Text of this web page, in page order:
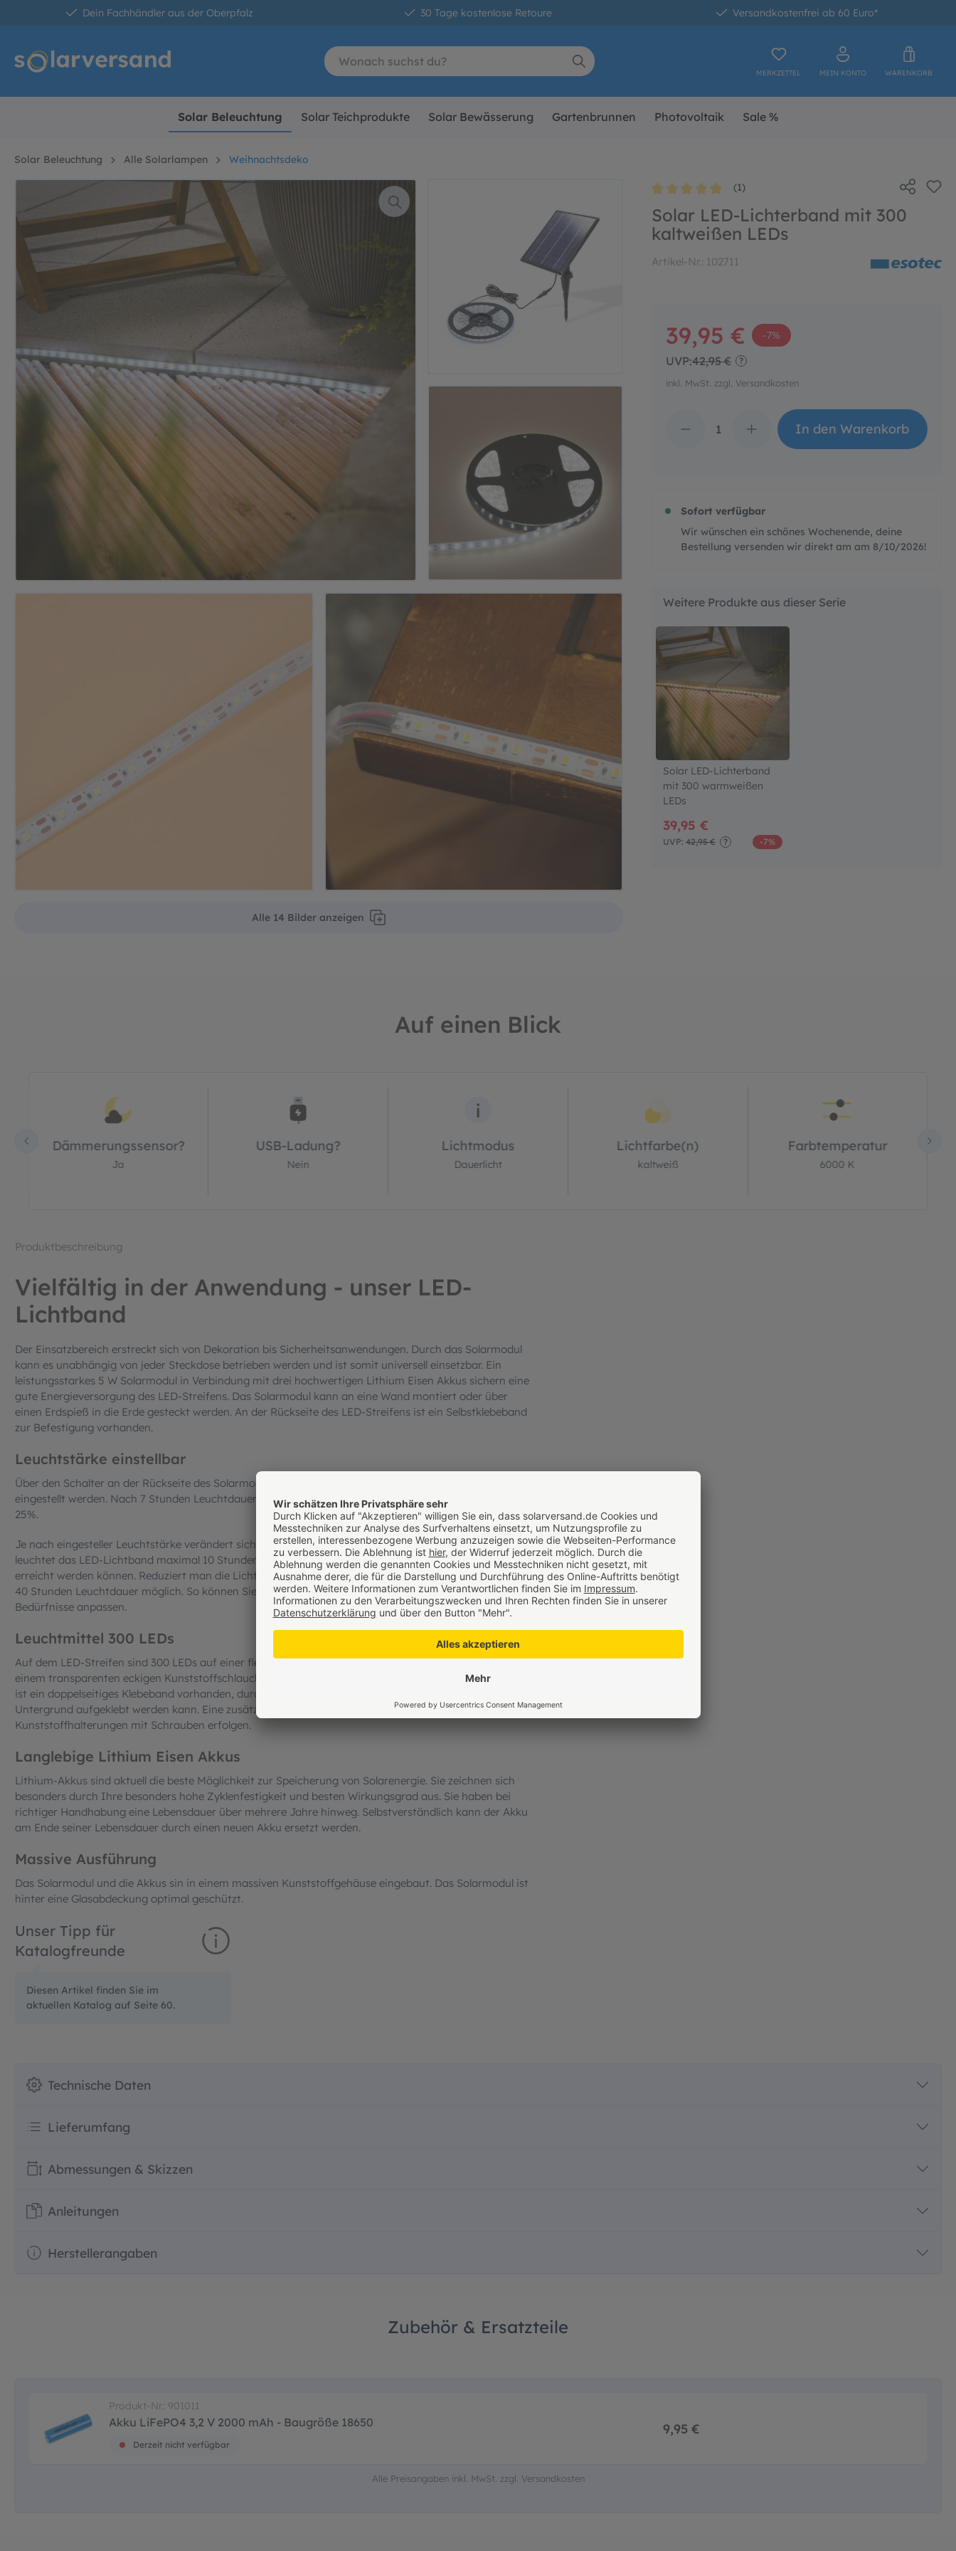
Zur Hauptnavigation springen
Dein Fachhändler aus der Oberpfalz 30 Tage kostenlose Retoure Versandkostenfrei ab 60 Euro*
MERKZETTEL MEIN KONTO WARENKORB
Solar Beleuchtung Solar Teichprodukte Solar Bewässerung Gartenbrunnen Photovoltaik Sale %
Solar Beleuchtung Alle Solarlampen Weihnachtsdeko
Alle 14 Bilder anzeigen
(1)
Solar LED-Lichterband mit 300
kaltweißen LEDs
Artikel-Nr.: 102711
39,95 € -7%
UVP:42,95 € ?
inkl. MwSt. zzgl. Versandkosten
Produkt Anzahl: Gib
In den Warenkorb
Sofort verfügbar
Wir wünschen ein schönes Wochenende, deine
Bestellung versenden wir direkt am am 8/10/2026!
Weitere Produkte aus dieser Serie
Solar LED-Lichterband
mit 300 warmweißen
LEDs
39,95 €
UVP: 42,95 € ? -7%
Auf einen Blick
Dämmerungssensor?
Ja
USB-Ladung?
Nein
Lichtmodus
Dauerlicht
Lichtfarbe(n)
kaltweiß
Farbtemperatur
6000 K
Produktbeschreibung
Vielfältig in der Anwendung - unser LED-
Lichtband
Der Einsatzbereich erstreckt sich von Dekoration bis Sicherheitsanwendungen. Durch das Solarmodul
kann es unabhängig von jeder Steckdose betrieben werden und ist somit universell einsetzbar. Ein
leistungsstarkes 5 W Solarmodul in Verbindung mit drei hochwertigen Lithium Eisen Akkus sichern eine
gute Energieversorgung des LED-Streifens. Das Solarmodul kann an eine Wand montiert oder über
einen Erdspieß in die Erde gesteckt werden. An der Rückseite des LED-Streifens ist ein Selbstklebeband
zur Befestigung vorhanden.
Leuchtstärke einstellbar
Über den Schalter an der Rückseite des Solarmoduls kann die Helligkeit der 300 LEDs in 3 Stufen
eingestellt werden. Nach 7 Stunden Leuchtdauer reduziert sich dann die Helligkeit automatisch auf
25%.
Je nach eingesteller Leuchtstärke verändert sich auch die maximale Leuchtdauer. Bei voller Leuchtkraft
leuchtet das LED-Lichtband maximal 10 Stunden, wohingegen bei halber Helligkeit bereits 20 Stunden
erreicht werden können. Reduziert man die Lichtleistung auf ein Viertel der Leistung, sind sogar bis zu
40 Stunden Leuchtdauer möglich. So können Sie die Lichtstärke und Leuchtdauer optimal an Ihre
Bedürfnisse anpassen.
Leuchtmittel 300 LEDs
Auf dem LED-Streifen sind 300 LEDs auf einer flexiblen Trägerfolie aufgelötet. Die Trägerfolie ist in
einem transparenten eckigen Kunststoffschlauch wetterfest eingesetzt. An der Rückseite des Schlauchs
ist ein doppelseitiges Klebeband vorhanden, durch welches der Schlauch bequem auf fettfreien
Untergrund aufgeklebt werden kann. Eine zusätzliche Befestigung kann noch über die beiliegenden 6
Kunststoffhalterungen mit Schrauben erfolgen.
Langlebige Lithium Eisen Akkus
Lithium-Akkus sind aktuell die beste Möglichkeit zur Speicherung von Solarenergie. Sie zeichnen sich
besonders durch Ihre besonders hohe Zyklenfestigkeit und besten Wirkungsgrad aus. Sie haben bei
richtiger Handhabung eine Lebensdauer über mehrere Jahre hinweg. Selbstverständlich kann der Akku
am Ende seiner Lebensdauer durch einen neuen Akku ersetzt werden.
Massive Ausführung
Das Solarmodul und die Akkus sin in einem massiven Kunststoffgehäuse eingebaut. Das Solarmodul ist
hinter eine Glasabdeckung optimal geschützt.
Unser Tipp für
Katalogfreunde
Diesen Artikel finden Sie im
aktuellen Katalog auf Seite 60.
Technische Daten
Lieferumfang
Abmessungen & Skizzen
Anleitungen
Herstellerangaben
Zubehör & Ersatzteile
Produkt-Nr.: 901011
Akku LiFePO4 3,2 V 2000 mAh - Baugröße 18650
Derzeit nicht verfügbar
9,95 €
Alle Preisangaben inkl. MwSt. zzgl. Versandkosten